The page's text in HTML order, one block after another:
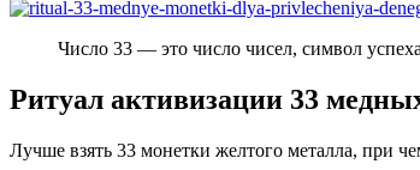
Число 33 — это число чисел, символ
Ритуал активизации 33
Лучше взять 33 монетки желтого металла, при